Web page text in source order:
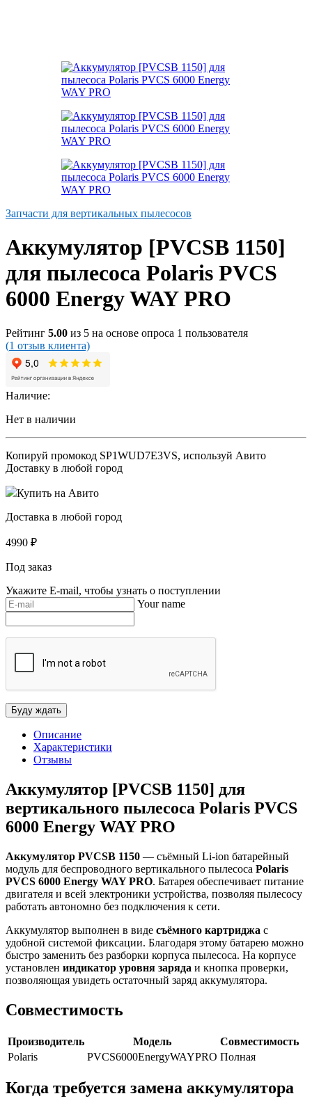
Запчасти для вертикальных пылесосов
Аккумулятор [PVCSB 1150]
для пылесоса Polaris PVCS
6000 Energy WAY PRO
Рейтинг 5.00 из 5 на основе опроса 1 пользователя
(1 отзыв клиента)
Наличие:
Нет в наличии
Копируй промокод SP1WUD7E3VS, используй Авито
Доставку в любой город
Купить на Авито
Доставка в любой город
4990 ₽
Под заказ
Укажите E-mail, чтобы узнать о поступлении
Your name
Описание
Характеристики
Отзывы
Аккумулятор [PVCSB 1150] для
вертикального пылесоса Polaris PVCS
6000 Energy WAY PRO
Аккумулятор PVCSB 1150 — съёмный Li-ion батарейный
модуль для беспроводного вертикального пылесоса Polaris
PVCS 6000 Energy WAY PRO. Батарея обеспечивает питание
двигателя и всей электроники устройства, позволяя пылесосу
работать автономно без подключения к сети.
Аккумулятор выполнен в виде съёмного картриджа с
удобной системой фиксации. Благодаря этому батарею можно
быстро заменить без разборки корпуса пылесоса. На корпусе
установлен индикатор уровня заряда и кнопка проверки,
позволяющая увидеть остаточный заряд аккумулятора.
Совместимость
Производитель Модель
Совместимость
Polaris
PVCS6000EnergyWAYPRO Полная
Когда требуется замена аккумулятора